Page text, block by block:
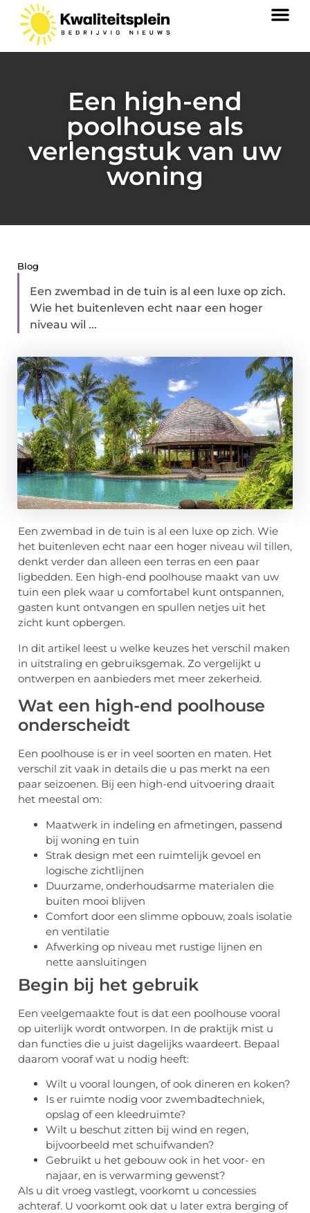
Een high-end
poolhouse als
verlengstuk van uw
woning
Blog
Een zwembad in de tuin is al een luxe op zich.
Wie het buitenleven echt naar een hoger
niveau wil ...
Een zwembad in de tuin is al een luxe op zich. Wie
het buitenleven echt naar een hoger niveau wil tillen,
denkt verder dan alleen een terras en een paar
ligbedden. Een high-end poolhouse maakt van uw
tuin een plek waar u comfortabel kunt ontspannen,
gasten kunt ontvangen en spullen netjes uit het
zicht kunt opbergen.
In dit artikel leest u welke keuzes het verschil maken
in uitstraling en gebruiksgemak. Zo vergelijkt u
ontwerpen en aanbieders met meer zekerheid.
Wat een high-end poolhouse
onderscheidt
Een poolhouse is er in veel soorten en maten. Het
verschil zit vaak in details die u pas merkt na een
paar seizoenen. Bij een high-end uitvoering draait
het meestal om:
Maatwerk in indeling en afmetingen, passend
bij woning en tuin
Strak design met een ruimtelijk gevoel en
logische zichtlijnen
Duurzame, onderhoudsarme materialen die
buiten mooi blijven
Comfort door een slimme opbouw, zoals isolatie
en ventilatie
Afwerking op niveau met rustige lijnen en
nette aansluitingen
Begin bij het gebruik
Een veelgemaakte fout is dat een poolhouse vooral
op uiterlijk wordt ontworpen. In de praktijk mist u
dan functies die u juist dagelijks waardeert. Bepaal
daarom vooraf wat u nodig heeft:
Wilt u vooral loungen, of ook dineren en koken?
Is er ruimte nodig voor zwembadtechniek,
opslag of een kleedruimte?
Wilt u beschut zitten bij wind en regen,
bijvoorbeeld met schuifwanden?
Gebruikt u het gebouw ook in het voor- en
najaar, en is verwarming gewenst?
Als u dit vroeg vastlegt, voorkomt u concessies
achteraf. U voorkomt ook dat u later extra berging of